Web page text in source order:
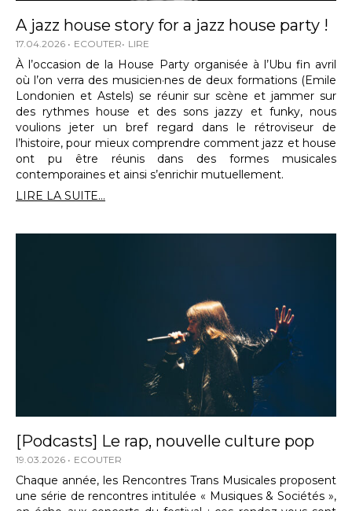
A jazz house story for a jazz house party !
17.04.2026 ECOUTER LIRE
À l’occasion de la House Party organisée à l’Ubu fin avril
où l’on verra des musicien·nes de deux formations (Emile
Londonien et Astels) se réunir sur scène et jammer sur
des rythmes house et des sons jazzy et funky, nous
voulions jeter un bref regard dans le rétroviseur de
l’histoire, pour mieux comprendre comment jazz et house
ont pu être réunis dans des formes musicales
contemporaines et ainsi s’enrichir mutuellement.
LIRE LA SUITE...
[Podcasts] Le rap, nouvelle culture pop
19.03.2026 ECOUTER
Chaque année, les Rencontres Trans Musicales proposent
une série de rencontres intitulée « Musiques & Sociétés »,